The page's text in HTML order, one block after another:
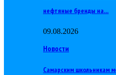
нефтяные бренды на…
09.08.2026
Новости
Самарским школьникам